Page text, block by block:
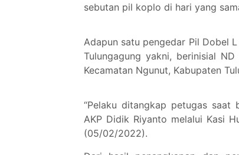
sebutan pil koplo di hari yang
Adapun satu pengedar Pil Dobel
Tulungagung yakni, berinisial
Kecamatan Ngunut, Kabupaten
“Pelaku ditangkap petugas saat
AKP Didik Riyanto melalui Kasi
(05/02/2022).